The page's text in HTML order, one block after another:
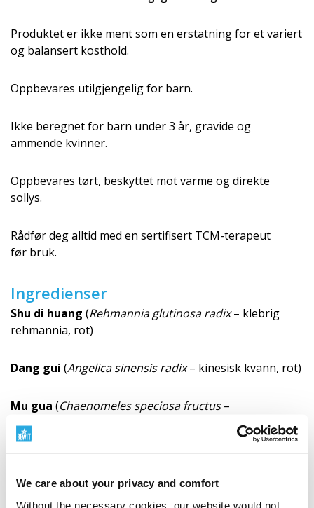
We care about your privacy and comfort
Without the necessary cookies, our website would not
Produktet er ikke ment som en erstatning for et variert
og balansert kosthold.
Oppbevares utilgjengelig for barn.
Ikke beregnet for barn under 3 år, gravide og
ammende kvinner.
Oppbevares tørt, beskyttet mot varme og direkte
sollys.
Rådfør deg alltid med en sertifisert TCM-terapeut
før bruk.
Ingredienser
Shu di huang (Rehmannia glutinosa radix– klebrig
rehmannia, rot)
Dang gui (Angelica sinensis radix– kinesisk kvann, rot)
Mu gua (Chaenomeles speciosa fructus–
prydkvede, frukt)
ligusticum, rotstokk)